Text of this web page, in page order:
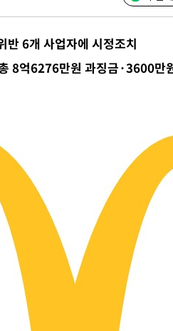
라하라 격파
시 꺾인다"
유의 압수수색(종
우 0.14%↑
·경계태세 강화"
성
중"
날씨]
개
자 있어"
'충격·당황'
'40도'
종사 혐의
반 6개 사업자에 시정조치
8억6276만원 과징금·3600만